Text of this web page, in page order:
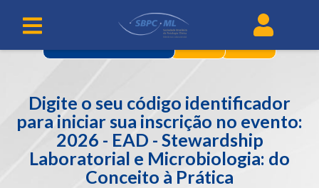
Digite o seu código identificador
para iniciar sua inscrição no evento:
2026 - EAD - Stewardship
Laboratorial e Microbiologia: do
Conceito à Prática